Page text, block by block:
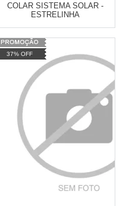
COLAR SISTEMA SOLAR -
ESTRELINHA
Varejo:
Atacado: R$ 2.550,90 (Apenas
Revendedor)
10
Cat:
COMPRAR
37% OFF